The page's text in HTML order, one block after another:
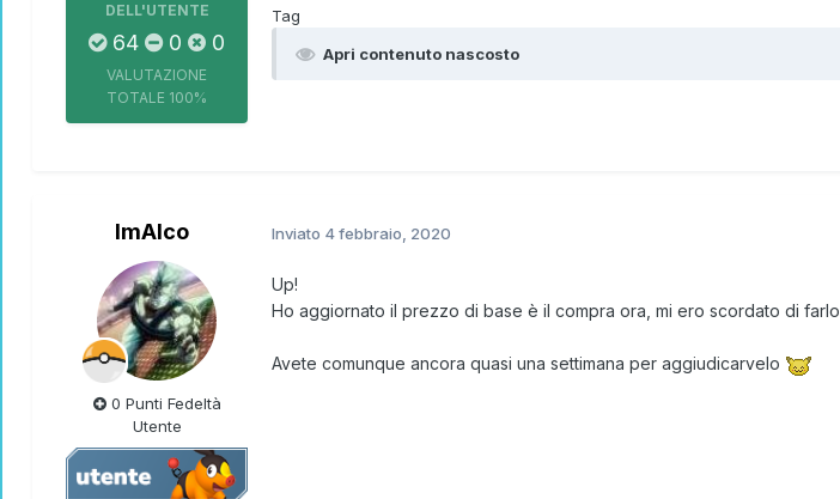
DELL'UTENTE
64 0 0
VALUTAZIONE
TOTALE 100%
Tag
Apri contenuto nascosto
ImAlco
0 Punti Fedeltà
Utente
Inviato 4 febbraio, 2020
Up!
Ho aggiornato il prezzo di base è il compra ora, mi ero scordato di farlo
Avete comunque ancora quasi una settimana per aggiudicarvelo